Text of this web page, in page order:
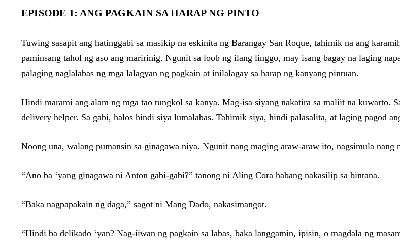
EPISODE 1: ANG PAGKAIN SA HARAP NG PINTO
Tuwing sasapit ang hatinggabi sa masikip na eskinita ng Barangay San Roque, tahimik na ang
paminsang tahol ng aso ang maririnig. Ngunit sa loob ng ilang linggo, may isang bagay na laging
palaging naglalabas ng mga lalagyan ng pagkain at inilalagay sa harap ng kanyang pintuan.
Hindi marami ang alam ng mga tao tungkol sa kanya. Mag-isa siyang nakatira sa maliit na kuwarto.
delivery helper. Sa gabi, halos hindi siya lumalabas. Tahimik siya, hindi palasalita, at laging pagod
Noong una, walang pumansin sa ginagawa niya. Ngunit nang maging araw-araw ito, nagsimula nang
“Ano ba ‘yang ginagawa ni Anton gabi-gabi?” tanong ni Aling Cora habang nakasilip sa bintana.
“Baka nagpapakain ng daga,” sagot ni Mang Dado, nakasimangot.
“Hindi ba delikado ‘yan? Nag-iiwan ng pagkain sa labas, baka langgamin, ipisin, o magdala ng